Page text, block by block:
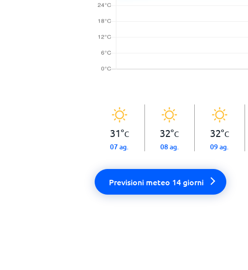
31°C
07 ag.
32°C
08 ag.
32°C
09 ag.
Previsioni meteo 14 giorni